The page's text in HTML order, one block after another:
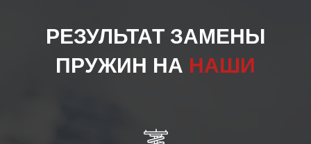
РЕЗУЛЬТАТ ЗАМЕНЫ
ПРУЖИН НА НАШИ